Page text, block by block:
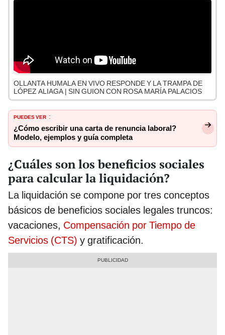
OLLANTA HUMALA EN VIVO RESPONDE Y LA TRAMPA DE
LÓPEZ ALIAGA | SIN GUION CON ROSA MARÍA PALACIOS
PUEDES VER :
¿Cómo escribir una carta de renuncia laboral?
Modelo, ejemplos y guía completa
¿Cuáles son los beneficios sociales
para calcular la liquidación?
La liquidación se compone por tres conceptos
básicos de beneficios sociales legales truncos:
vacaciones, Compensación por Tiempo de
Servicios (CTS) y gratificación.